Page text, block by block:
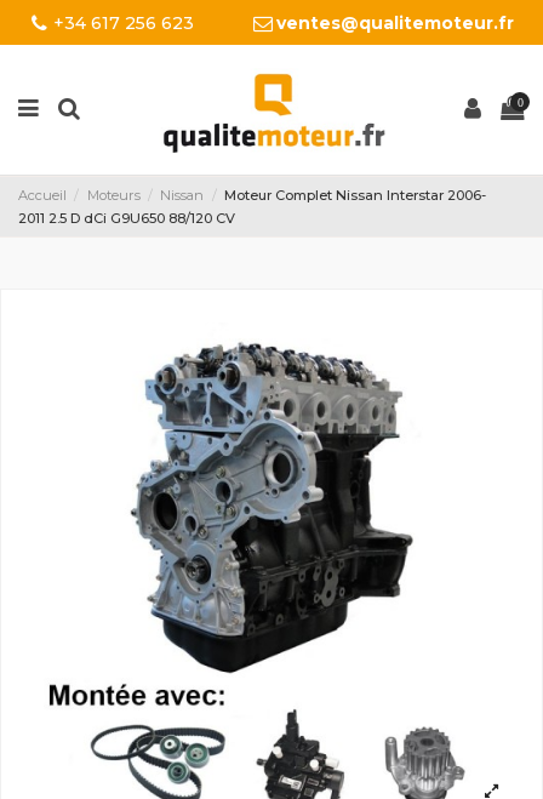
+34 617 256 623 ventes@qualitemoteur.fr
0
Accueil Moteurs Nissan
Moteur Complet Nissan Interstar 2006-
2011 2.5 D dCi G9U650 88/120 CV